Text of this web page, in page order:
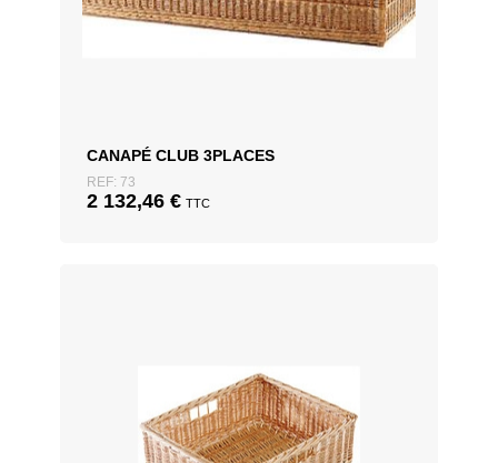
CANAPÉ CLUB 3PLACES
REF: 73
2 132,46 € TTC